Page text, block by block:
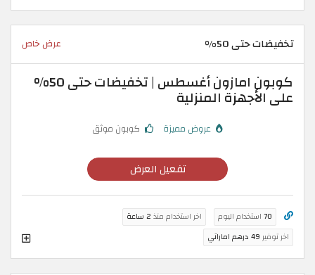
تخفيضات حتى 50% عرض خاص
كوبون امازون أغسطس | تخفيضات حتى 50%
على الأجهزة المنزلية
عروض مميزة كوبون موثق
تفعيل العرض
70 استخدام اليوم اخر استخدام منذ 2 ساعة
اخر توفير 49 درهم اماراتي